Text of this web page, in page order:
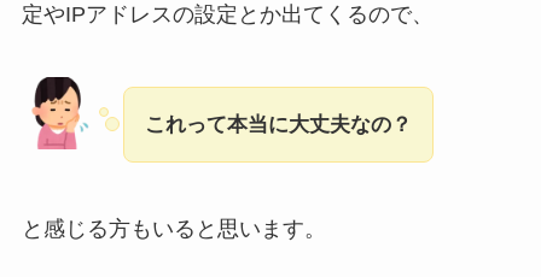
定やIPアドレスの設定とか出てくるので、
これって本当に大丈夫なの？
と感じる方もいると思います。